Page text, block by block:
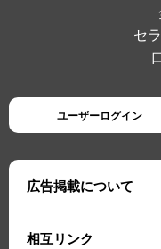
セ
ユーザーログイン
広告掲載について
相互リンク